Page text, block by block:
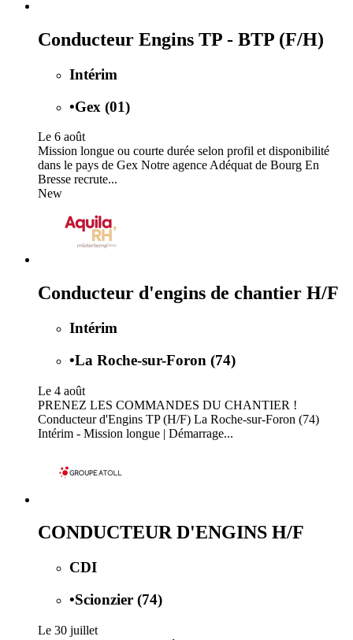
Conducteur Engins TP - BTP (F/H)
Intérim
•Gex (01)
Le 6 août
Mission longue ou courte durée selon profil et disponibilité
dans le pays de Gex Notre agence Adéquat de Bourg En
Bresse recrute...
New
Conducteur d'engins de chantier H/F
Intérim
•La Roche-sur-Foron (74)
Le 4 août
PRENEZ LES COMMANDES DU CHANTIER !
Conducteur d'Engins TP (H/F) La Roche-sur-Foron (74)
Intérim - Mission longue | Démarrage...
CONDUCTEUR D'ENGINS H/F
CDI
•Scionzier (74)
Le 30 juillet